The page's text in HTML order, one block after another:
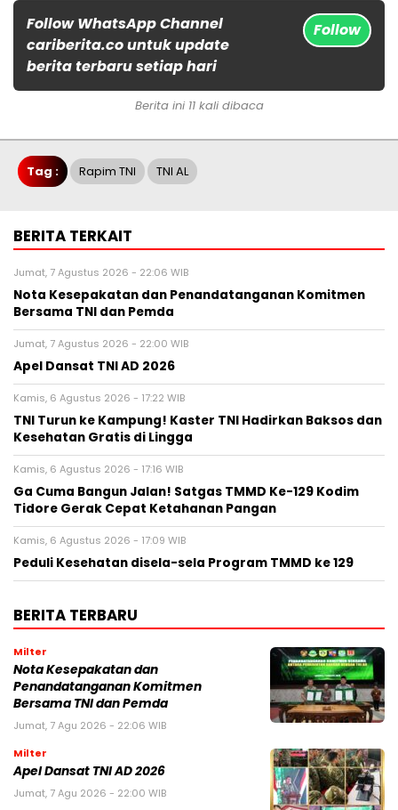
Follow WhatsApp Channel
cariberita.co untuk update
berita terbaru setiap hari
Follow
Berita ini 11 kali dibaca
Tag : Rapim TNI TNI AL
BERITA TERKAIT
Jumat, 7 Agustus 2026 - 22:06 WIB
Nota Kesepakatan dan Penandatanganan Komitmen
Bersama TNI dan Pemda
Jumat, 7 Agustus 2026 - 22:00 WIB
Apel Dansat TNI AD 2026
Kamis, 6 Agustus 2026 - 17:22 WIB
TNI Turun ke Kampung! Kaster TNI Hadirkan Baksos dan
Kesehatan Gratis di Lingga
Kamis, 6 Agustus 2026 - 17:16 WIB
Ga Cuma Bangun Jalan! Satgas TMMD Ke-129 Kodim
Tidore Gerak Cepat Ketahanan Pangan
Kamis, 6 Agustus 2026 - 17:09 WIB
Peduli Kesehatan disela-sela Program TMMD ke 129
BERITA TERBARU
Milter
Nota Kesepakatan dan
Penandatanganan Komitmen
Bersama TNI dan Pemda
Jumat, 7 Agu 2026 - 22:06 WIB
Milter
Apel Dansat TNI AD 2026
Jumat, 7 Agu 2026 - 22:00 WIB